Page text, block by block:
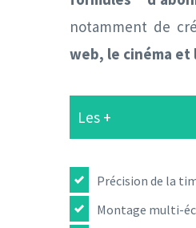
notamment de
web, le cinéma
Les +
Précision de la
Montage multi-